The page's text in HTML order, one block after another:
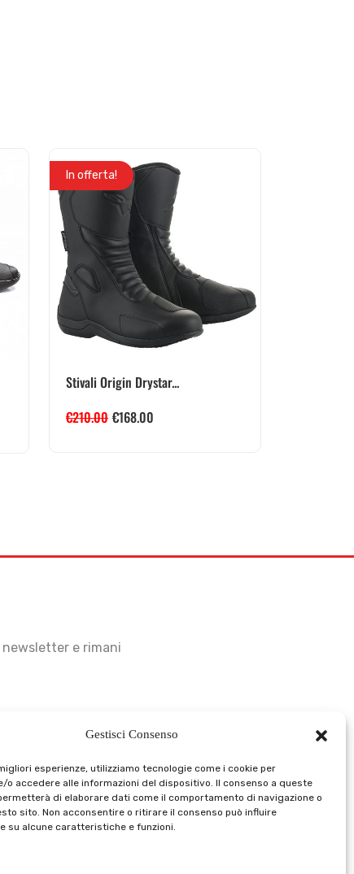
Gestisci Consenso
esperienze, utilizziamo tecnologie come i cookie per
o accedere alle informazioni del dispositivo. Il consenso a queste
di elaborare dati come il comportamento di navigazione o
sito. Non acconsentire o ritirare il consenso può influire
su alcune caratteristiche e funzioni.
In offerta!
Stivali Origin Drystar...
€210.00 €168.00
e rimani